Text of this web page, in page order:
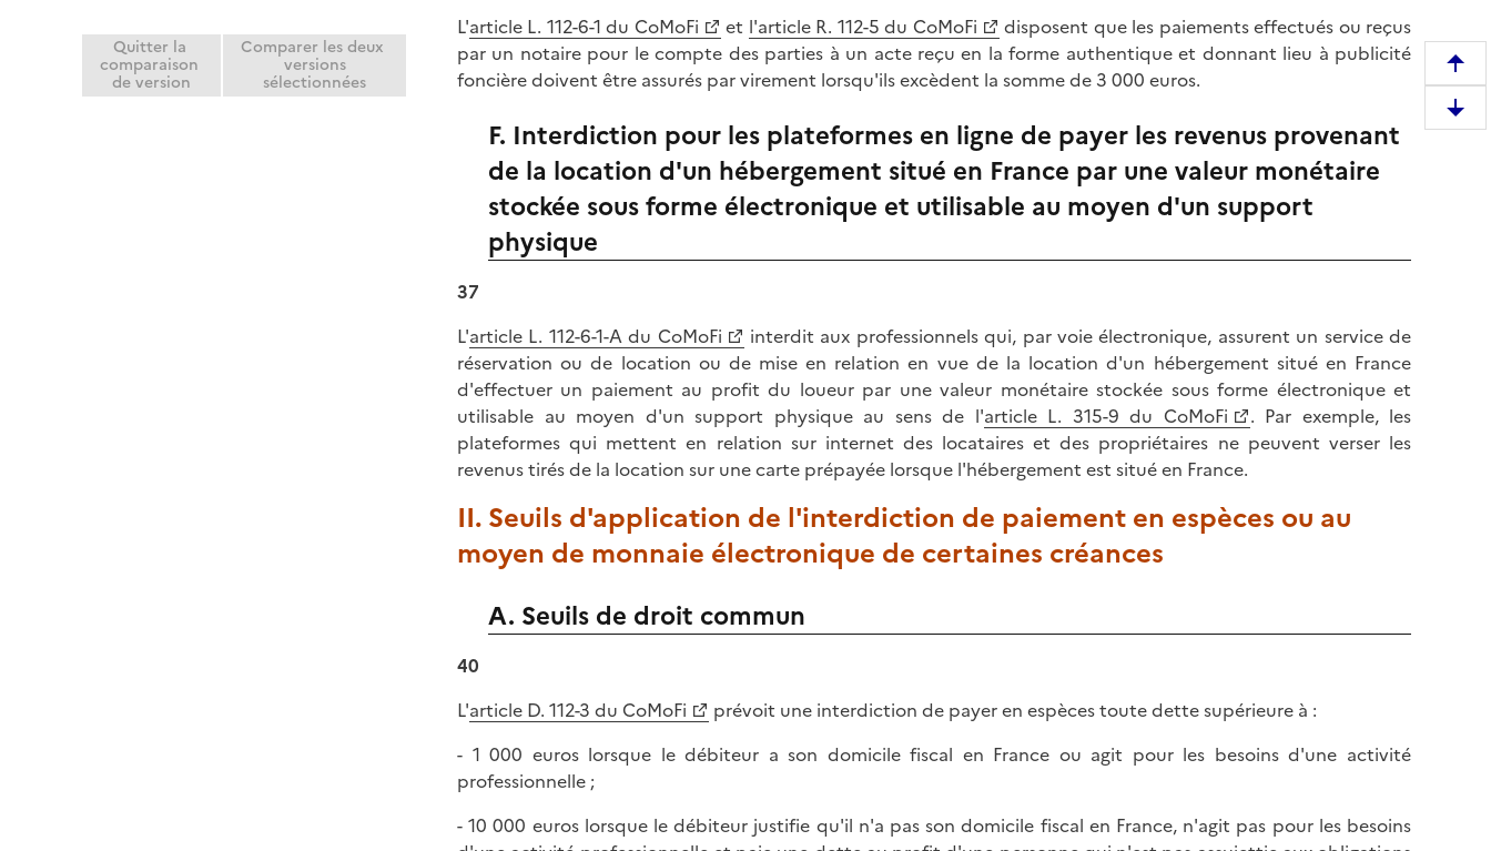
Quitter la
comparaison
de version
Comparer les deux
versions
sélectionnées
L'article L. 112-6-1 du CoMoFi et l'article R. 112-5 du CoMoFi
disposent que les paiements effectués ou reçus
par un notaire pour le compte des parties à un acte reçu en la forme authentique et donnant lieu à publicité
foncière doivent être assurés par virement lorsqu'ils excèdent la somme de 3 000 euros.
F. Interdiction pour les plateformes en ligne de payer les revenus provenant
de la location d'un hébergement situé en France par une valeur monétaire
stockée sous forme électronique et utilisable au moyen d'un support
physique
37
L'article L. 112-6-1-A du CoMoFi
interdit aux professionnels qui, par voie électronique, assurent un service de
réservation ou de location ou de mise en relation en vue de la location d'un hébergement situé en France
d'effectuer un paiement au profit du loueur par une valeur monétaire stockée sous forme électronique et
utilisable au moyen d'un support physique au sens de l'article L. 315-9 du CoMoFi
. Par exemple, les
plateformes qui mettent en relation sur internet des locataires et des propriétaires ne peuvent verser les
revenus tirés de la location sur une carte prépayée lorsque l'hébergement est situé en France.
II. Seuils d'application de l'interdiction de paiement en espèces ou au
moyen de monnaie électronique de certaines créances
A. Seuils de droit commun
40
L'article D. 112-3 du CoMoFi
prévoit une interdiction de payer en espèces toute dette supérieure à :
- 1 000 euros lorsque le débiteur a son domicile fiscal en France ou agit pour les besoins d'une activité
professionnelle ;
- 10 000 euros lorsque le débiteur justifie qu'il n'a pas son domicile fiscal en France, n'agit pas pour les besoins
e
m
D